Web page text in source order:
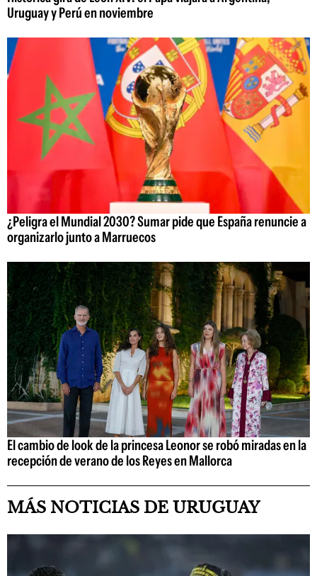
Uruguay y Perú en noviembre
¿Peligra el Mundial 2030? Sumar pide que España renuncie a
organizarlo junto a Marruecos
El cambio de look de la princesa Leonor se robó miradas en la
recepción de verano de los Reyes en Mallorca
MÁS NOTICIAS DE URUGUAY